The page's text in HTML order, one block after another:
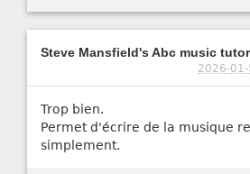
Steve Mansfield's Abc music
2026-
Trop bien.
Permet d'écrire de la musique
simplement.